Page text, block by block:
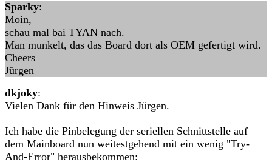
Sparky:
Moin,
schau mal bai TYAN nach.
Man munkelt, das das Board dort als OEM gefertigt wird.
Cheers
Jürgen
dkjoky:
Vielen Dank für den Hinweis Jürgen.
Ich habe die Pinbelegung der seriellen Schnittstelle auf
dem Mainboard nun weitestgehend mit ein wenig "Try-
And-Error" herausbekommen: